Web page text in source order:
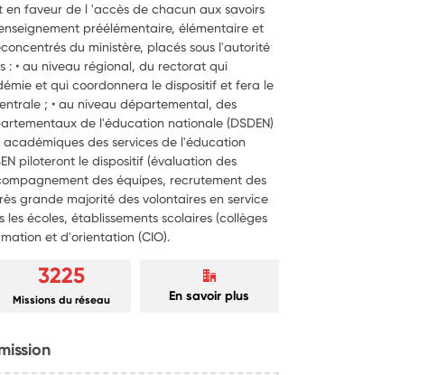
en faveur de l 'accès de chacun aux savoirs
préélémentaire, élémentaire et
du ministère, placés sous l'autorité
: • au niveau régional, du rectorat qui
et qui coordonnera le dispositif et fera le
; • au niveau départemental, des
de l'éducation nationale (DSDEN)
des services de l'éducation
piloteront le dispositif (évaluation des
des équipes, recrutement des
grande majorité des volontaires en service
écoles, établissements scolaires (collèges
et d'orientation (CIO).
3225
Missions du réseau En savoir plus